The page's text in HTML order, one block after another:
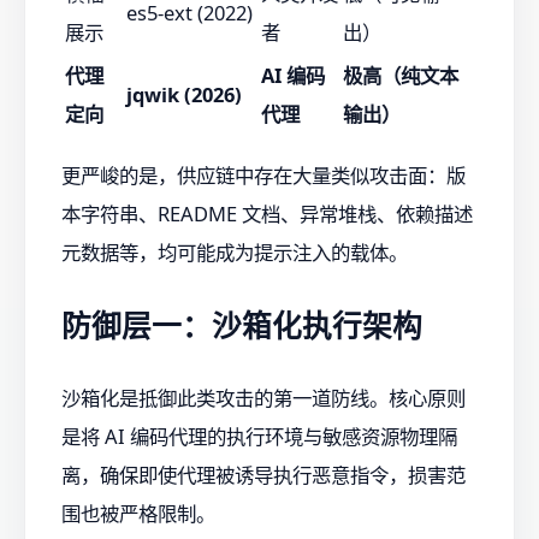
展示
es5-ext (2022)
者
出）
代理
定向
jqwik (2026)
AI 编码
代理
极高（纯文本
输出）
更严峻的是，供应链中存在大量类似攻击面：版
本字符串、README 文档、异常堆栈、依赖描述
元数据等，均可能成为提示注入的载体。
防御层一：沙箱化执行架构
沙箱化是抵御此类攻击的第一道防线。核心原则
是将 AI 编码代理的执行环境与敏感资源物理隔
离，确保即使代理被诱导执行恶意指令，损害范
围也被严格限制。